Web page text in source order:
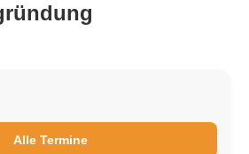
Alle Termine